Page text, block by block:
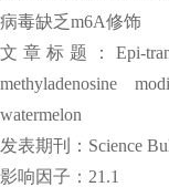
病毒缺乏m6A修饰
文章标题：Epi-
methyladenosine
watermelon
发表期刊：Science
影响因子：21.1